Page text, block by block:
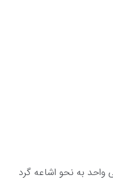
به نحو اشاعه گرد